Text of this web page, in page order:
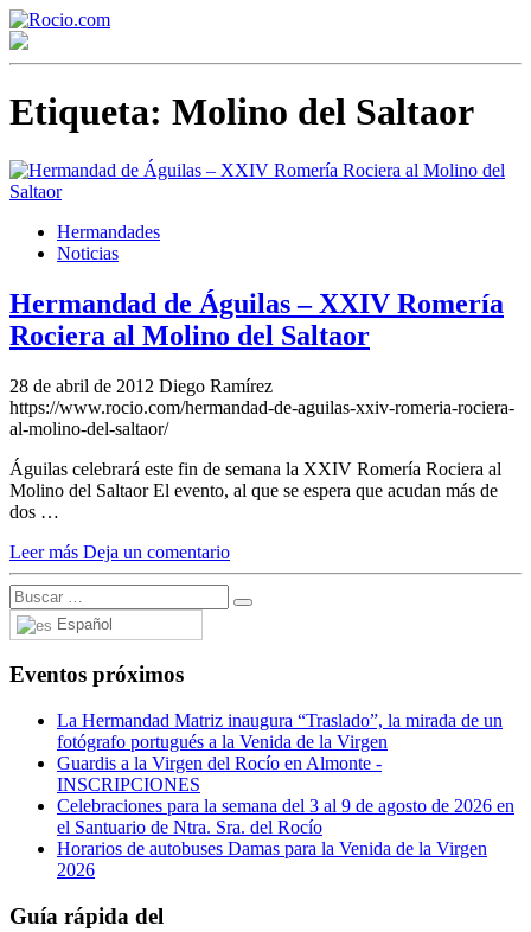
Etiqueta: Molino del Saltaor
Hermandades
Noticias
Hermandad de Águilas – XXIV Romería
Rociera al Molino del Saltaor
28 de abril de 2012 Diego Ramírez
https://www.rocio.com/hermandad-de-aguilas-xxiv-romeria-rociera-
al-molino-del-saltaor/
Águilas celebrará este fin de semana la XXIV Romería Rociera al
Molino del Saltaor El evento, al que se espera que acudan más de
dos …
Leer más Deja un comentario
Español
Eventos próximos
La Hermandad Matriz inaugura “Traslado”, la mirada de un
fotógrafo portugués a la Venida de la Virgen
Guardis a la Virgen del Rocío en Almonte -
INSCRIPCIONES
Celebraciones para la semana del 3 al 9 de agosto de 2026 en
el Santuario de Ntra. Sra. del Rocío
Horarios de autobuses Damas para la Venida de la Virgen
2026
Guía rápida del
¡Bienvenido! Soy el asistente virtual de rocio.com.
¿En qué puedo ayudarte?
Historia de la Virgen del Rocío
¿Cuándo es la romería del Rocío?
¿Cuántas hermandades participan en la romería?
¿Cuándo se construyó la primera ermita?
El traslado cada siete años
¿Cuales son los actos principales que se celebran en el